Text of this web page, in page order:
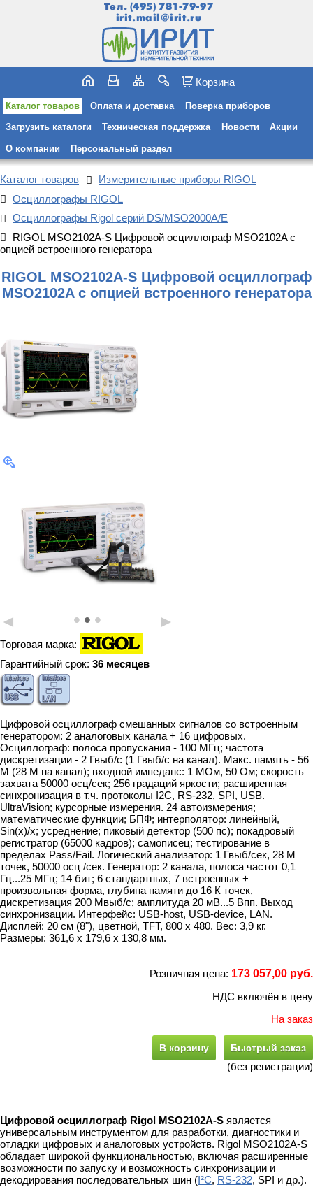
Тел. (495) 781-79-97
irit.mail@irit.ru
Корзина
Каталог товаров Оплата и доставка Поверка приборов
Загрузить каталоги Техническая поддержка Новости Акции
О компании Персональный раздел
Каталог товаров
Измерительные приборы RIGOL
Осциллографы RIGOL
Осциллографы Rigol серий DS/MSO2000A/E
RIGOL MSO2102A-S Цифровой осциллограф MSO2102A с
опцией встроенного генератора
RIGOL MSO2102A-S Цифровой осциллограф
MSO2102A с опцией встроенного генератора
• • •
◄ ►
Торговая марка:
Гарантийный срок: 36 месяцев
Цифровой осциллограф смешанных сигналов со встроенным
генератором: 2 аналоговых канала + 16 цифровых.
Осциллограф: полоса пропускания - 100 МГц; частота
дискретизации - 2 Гвыб/с (1 Гвыб/с на канал). Макс. память - 56
M (28 М на канал); входной импеданс: 1 МОм, 50 Ом; скорость
захвата 50000 осц/сек; 256 градаций яркости; расширенная
синхронизация в т.ч. протоколы I2C, RS-232, SPI, USB.
UltraVision; курсорные измерения. 24 автоизмерения;
математические функции; БПФ; интерполятор: линейный,
Sin(x)/x; усреднение; пиковый детектор (500 пс); покадровый
регистратор (65000 кадров); самописец; тестирование в
пределах Pass/Fail. Логический анализатор: 1 Гвыб/сек, 28 М
точек, 50000 осц /сек. Генератор: 2 канала, полоса частот 0,1
Гц...25 МГц; 14 бит; 6 стандартных, 7 встроенных +
произвольная форма, глубина памяти до 16 К точек,
дискретизация 200 Мвыб/с; амплитуда 20 мВ...5 Впп. Выход
синхронизации. Интерфейс: USB-host, USB-device, LAN.
Дисплей: 20 см (8"), цветной, TFT, 800 х 480. Вес: 3,9 кг.
Размеры: 361,6 x 179,6 x 130,8 мм.
Розничная цена: 173 057,00 руб.
НДС включён в цену
На заказ
В корзину Быстрый заказ
(без регистрации)
Цифровой осциллограф Rigol MSO2102A-S является
универсальным инструментом для разработки, диагностики и
отладки цифровых и аналоговых устройств. Rigol MSO2102A-S
обладает широкой функциональностью, включая расширенные
возможности по запуску и возможность синхронизации и
декодирования последовательных шин (I²C, RS-232, SPI и др.).